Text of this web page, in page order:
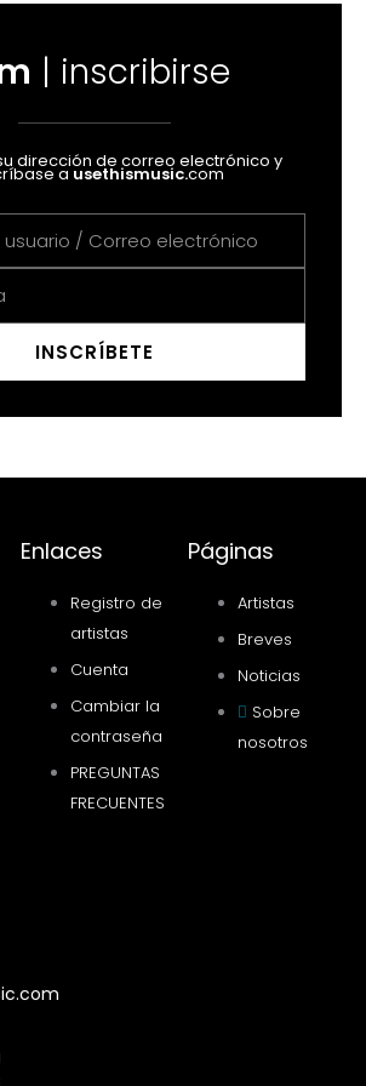
| inscribirse
dirección de correo electrónico y
ausethismusic.com
INSCRÍBETE
Enlaces
Registro de
artistas
Cuenta
Cambiar la
contraseña
PREGUNTAS
FRECUENTES
Páginas
Artistas
Breves
Noticias
Sobre
nosotros